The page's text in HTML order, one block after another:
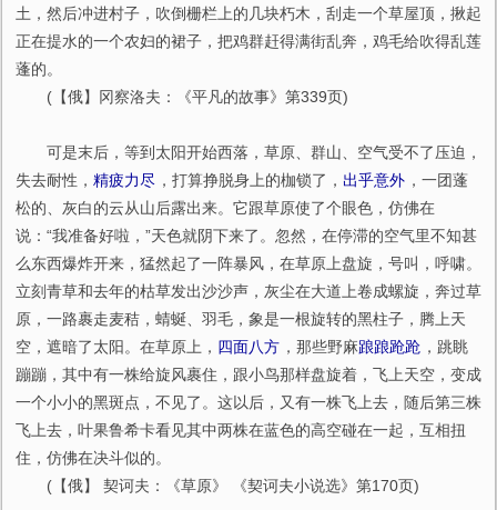
土，然后冲进村子，吹倒栅栏上的几块朽木，刮走一个草屋顶，揪起
正在提水的一个农妇的裙子，把鸡群赶得满街乱奔，鸡毛给吹得乱莲
蓬的。
(【俄】冈察洛夫：《平凡的故事》第339页)
可是末后，等到太阳开始西落，草原、群山、空气受不了压迫，
失去耐性， 精疲力尽 ，打算挣脱身上的枷锁了， 出乎意外 ，一团蓬
松的、灰白的云从山后露出来。它跟草原使了个眼色，仿佛在
说：“我准备好啦，”天色就阴下来了。忽然，在停滞的空气里不知甚
么东西爆炸开来，猛然起了一阵暴风，在草原上盘旋，号叫，呼啸。
立刻青草和去年的枯草发出沙沙声，灰尘在大道上卷成螺旋，奔过草
原，一路裹走麦秸，蜻蜒、羽毛，象是一根旋转的黑柱子，腾上天
空，遮暗了太阳。在草原上， 四面八方 ，那些野麻踉踉跄跄 ，跳眺
蹦蹦，其中有一株给旋风裹住，跟小鸟那样盘旋着，飞上天空，变成
一个小小的黑斑点，不见了。这以后，又有一株飞上去，随后第三株
飞上去，叶果鲁希卡看见其中两株在蓝色的高空碰在一起，互相扭
住，仿佛在决斗似的。
(【俄】 契诃夫：《草原》 《契诃夫小说选》第170页)